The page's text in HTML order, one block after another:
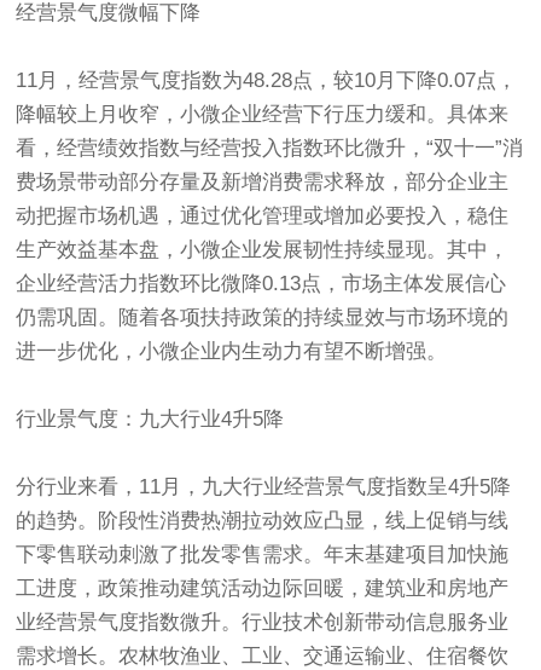
经营景气度微幅下降
11月，经营景气度指数为48.28点，较10月下降0.07点，
降幅较上月收窄，小微企业经营下行压力缓和。具体来
看，经营绩效指数与经营投入指数环比微升，“双十一”消
费场景带动部分存量及新增消费需求释放，部分企业主
动把握市场机遇，通过优化管理或增加必要投入，稳住
生产效益基本盘，小微企业发展韧性持续显现。其中，
企业经营活力指数环比微降0.13点，市场主体发展信心
仍需巩固。随着各项扶持政策的持续显效与市场环境的
进一步优化，小微企业内生动力有望不断增强。
行业景气度：九大行业4升5降
分行业来看，11月，九大行业经营景气度指数呈4升5降
的趋势。阶段性消费热潮拉动效应凸显，线上促销与线
下零售联动刺激了批发零售需求。年末基建项目加快施
工进度，政策推动建筑活动边际回暖，建筑业和房地产
业经营景气度指数微升。行业技术创新带动信息服务业
需求增长。农林牧渔业、工业、交通运输业、住宿餐饮